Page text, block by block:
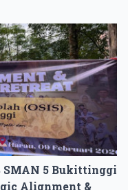
SMAN 5 Bukittinggi
Alignment &